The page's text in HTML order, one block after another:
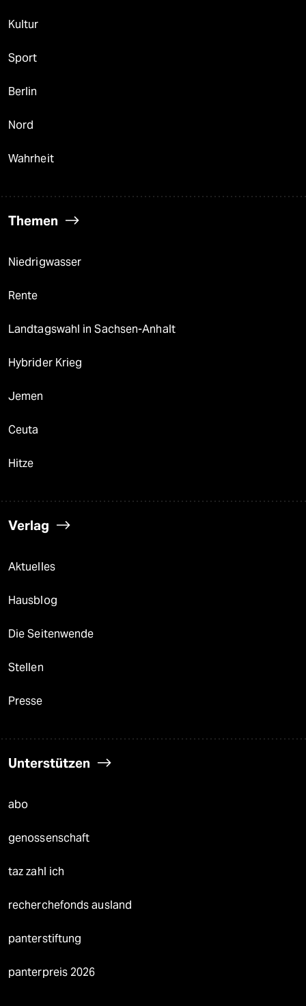
Kultur
Sport
Berlin
Nord
Wahrheit
Themen
Niedrigwasser
Rente
Landtagswahl in Sachsen-Anhalt
Hybrider Krieg
Jemen
Ceuta
Hitze
Verlag
Aktuelles
Hausblog
Die Seitenwende
Stellen
Presse
Unterstützen
abo
genossenschaft
taz zahl ich
recherchefonds ausland
panterstiftung
panterpreis 2026